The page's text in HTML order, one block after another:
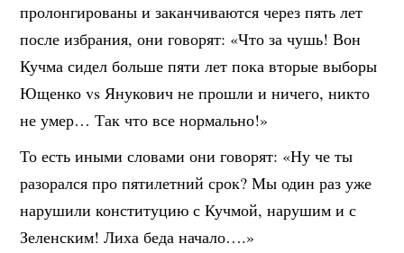
пролонгированы и заканчиваются через пять лет
после избрания, они говорят: «Что за чушь! Вон
Кучма сидел больше пяти лет пока вторые выборы
Ющенко vs Янукович не прошли и ничего, никто
не умер… Так что все нормально!»
То есть иными словами они говорят: «Ну че ты
разорался про пятилетний срок? Мы один раз уже
нарушили конституцию с Кучмой, нарушим и с
Зеленским! Лиха беда начало….»